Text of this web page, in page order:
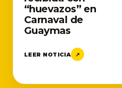
“huevazos” en
Carnaval de
Guaymas
LEER NOTICIA ↗